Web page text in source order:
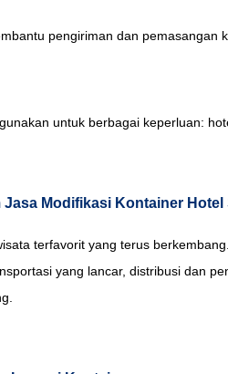
pengiriman dan pemasangan
untuk berbagai keperluan:
Modifikasi Kontainer Hotel
terfavorit yang terus
yang lancar, distribusi dan